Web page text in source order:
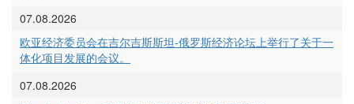
07.08.2026
欧亚经济委员会在吉尔吉斯斯坦-俄罗斯经济论坛上举行了关于一
体化项目发展的会议。
07.08.2026